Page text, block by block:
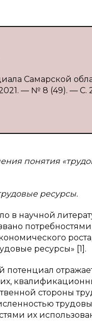
Самарской
— № 8 (49). — С.
понятия
ресурсы.
в научной
ресурсы» [1].
потенциал
стороны
их